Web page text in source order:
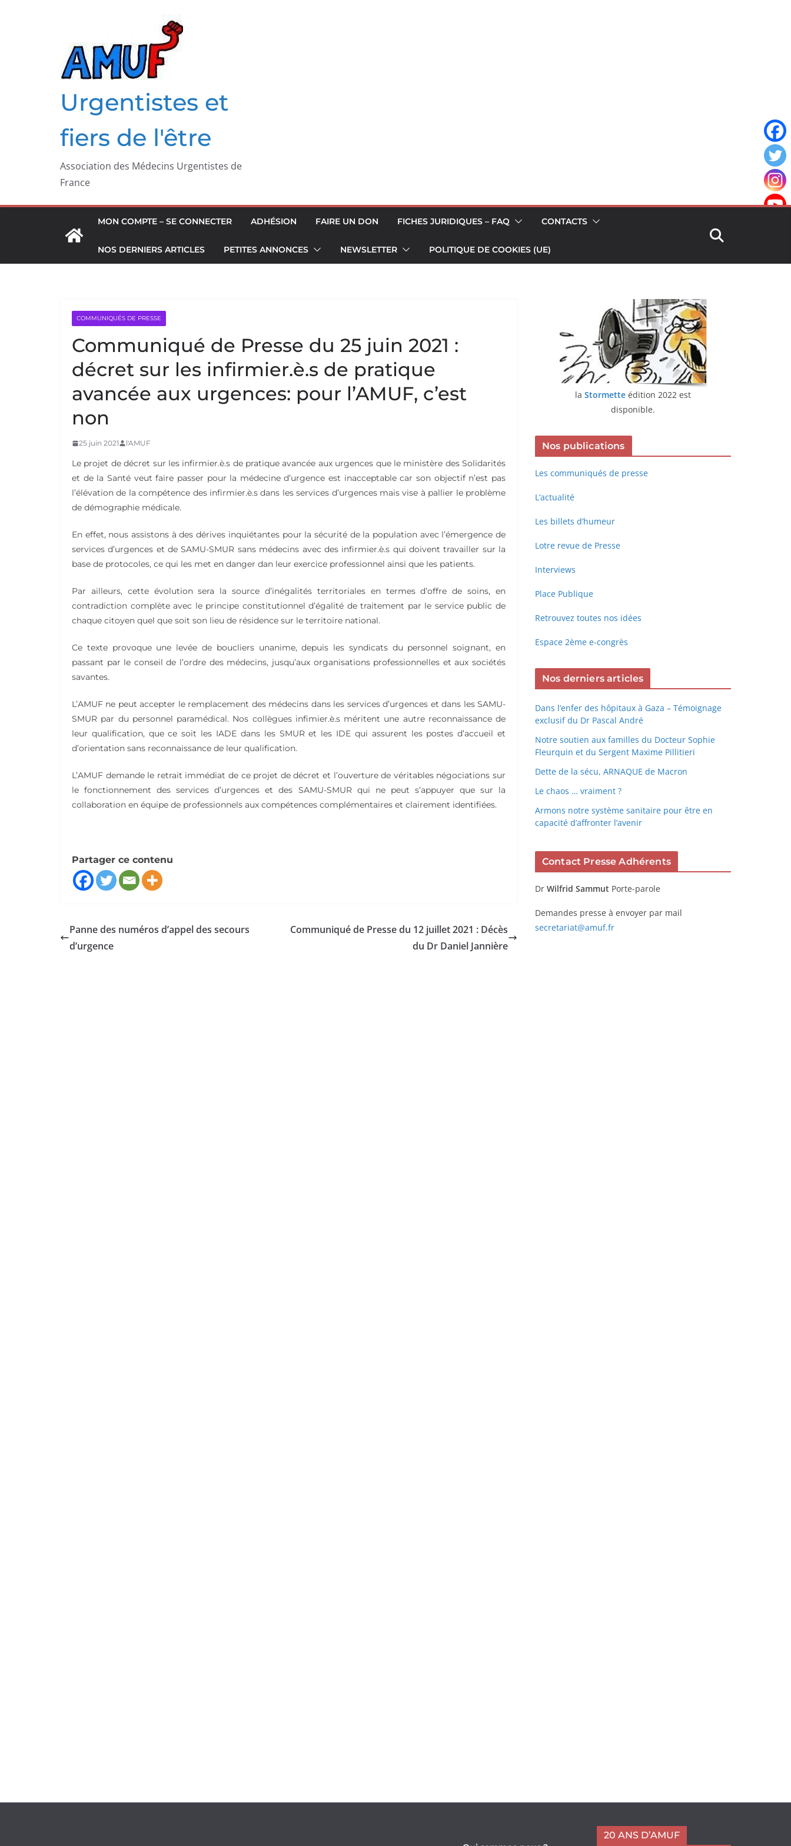
Urgentistes et
fiers de l'être
Association des Médecins Urgentistes de
France
MON COMPTE – SE CONNECTER ADHÉSION FAIRE UN DON FICHES JURIDIQUES – FAQ CONTACTS
NOS DERNIERS ARTICLES PETITES ANNONCES NEWSLETTER POLITIQUE DE COOKIES (UE)
COMMUNIQUÉS DE PRESSE
Communiqué de Presse du 25 juin 2021 :
décret sur les infirmier.è.s de pratique
avancée aux urgences: pour l’AMUF, c’est
non
25 juin 2021 l'AMUF
Le projet de décret sur les infirmier.è.s de pratique avancée aux urgences que le ministère des Solidarités
et de la Santé veut faire passer pour la médecine d’urgence est inacceptable car son objectif n’est pas
l’élévation de la compétence des infirmier.è.s dans les services d’urgences mais vise à pallier le problème
de démographie médicale.
En effet, nous assistons à des dérives inquiétantes pour la sécurité de la population avec l’émergence de
services d’urgences et de SAMU-SMUR sans médecins avec des infirmier.è.s qui doivent travailler sur la
base de protocoles, ce qui les met en danger dan leur exercice professionnel ainsi que les patients.
Par ailleurs, cette évolution sera la source d’inégalités territoriales en termes d’offre de soins, en
contradiction complète avec le principe constitutionnel d’égalité de traitement par le service public de
chaque citoyen quel que soit son lieu de résidence sur le territoire national.
Ce texte provoque une levée de boucliers unanime, depuis les syndicats du personnel soignant, en
passant par le conseil de l’ordre des médecins, jusqu’aux organisations professionnelles et aux sociétés
savantes.
L’AMUF ne peut accepter le remplacement des médecins dans les services d’urgences et dans les SAMU-
SMUR par du personnel paramédical. Nos collègues infimier.è.s méritent une autre reconnaissance de
leur qualification, que ce soit les IADE dans les SMUR et les IDE qui assurent les postes d’accueil et
d’orientation sans reconnaissance de leur qualification.
L’AMUF demande le retrait immédiat de ce projet de décret et l’ouverture de véritables négociations sur
le fonctionnement des services d’urgences et des SAMU-SMUR qui ne peut s’appuyer que sur la
collaboration en équipe de professionnels aux compétences complémentaires et clairement identifiées.
Partager ce contenu
Panne des numéros d’appel des secours
d’urgence
Communiqué de Presse du 12 juillet 2021 : Décès
du Dr Daniel Jannière
la Stormette édition 2022 est
disponible.
Nos publications
Les communiqués de presse
L’actualité
Les billets d’humeur
Lotre revue de Presse
Interviews
Place Publique
Retrouvez toutes nos idées
Espace 2ème e-congrès
Nos derniers articles
Dans l’enfer des hôpitaux à Gaza – Témoignage
exclusif du Dr Pascal André
Notre soutien aux familles du Docteur Sophie
Fleurquin et du Sergent Maxime Pillitieri
Dette de la sécu, ARNAQUE de Macron
Le chaos … vraiment ?
Armons notre système sanitaire pour être en
capacité d’affronter l’avenir
Contact Presse Adhérents
Dr Wilfrid Sammut Porte-parole
Demandes presse à envoyer par mail
secretariat@amuf.fr
20 ANS D’AMUF